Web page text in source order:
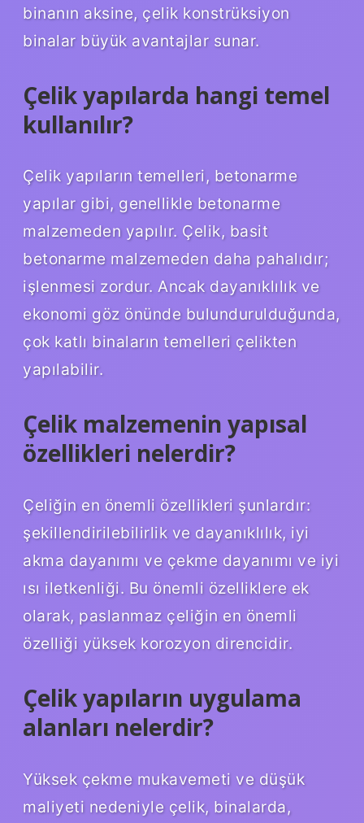
binanın aksine, çelik konstrüksiyon
binalar büyük avantajlar sunar.
Çelik yapılarda hangi temel
kullanılır?
Çelik yapıların temelleri, betonarme
yapılar gibi, genellikle betonarme
malzemeden yapılır. Çelik, basit
betonarme malzemeden daha pahalıdır;
işlenmesi zordur. Ancak dayanıklılık ve
ekonomi göz önünde bulundurulduğunda,
çok katlı binaların temelleri çelikten
yapılabilir.
Çelik malzemenin yapısal
özellikleri nelerdir?
Çeliğin en önemli özellikleri şunlardır:
şekillendirilebilirlik ve dayanıklılık, iyi
akma dayanımı ve çekme dayanımı ve iyi
ısı iletkenliği. Bu önemli özelliklere ek
olarak, paslanmaz çeliğin en önemli
özelliği yüksek korozyon direncidir.
Çelik yapıların uygulama
alanları nelerdir?
Yüksek çekme mukavemeti ve düşük
maliyeti nedeniyle çelik, binalarda,